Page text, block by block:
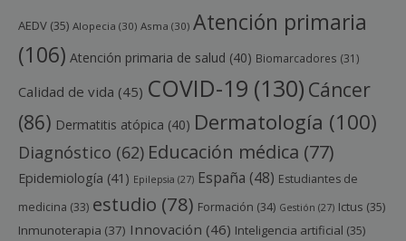
AEDV (35) Alopecia (30) Asma (30) Atención primaria
(106) Atención primaria de salud (40) Biomarcadores (31)
Calidad de vida (45) COVID-19 (130) Cáncer
(86) Dermatitis atópica (40) Dermatología (100)
Diagnóstico (62) Educación médica (77)
Epidemiología (41) Epilepsia (27) España (48) Estudiantes de
medicina (33) estudio (78) Formación (34) Gestión (27) Ictus (35)
Inmunoterapia (37) Innovación (46) Inteligencia artificial (35)